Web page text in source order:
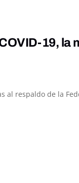
19, la
al respaldo de la